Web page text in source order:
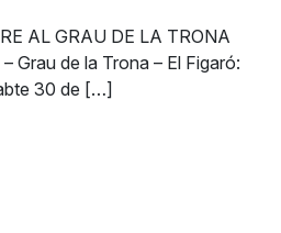
AL GRAU DE LA TRONA
Grau de la Trona – El Figaró:
30 de […]